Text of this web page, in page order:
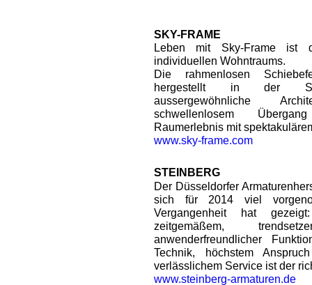
SKY-FRAME
Leben mit Sky-Frame ist
individuellen Wohntraums.
Die rahmenlosen
hergestellt in der
aussergewöhnliche
schwellenlosem
Raumerlebnis mit
www.sky-frame.com
STEINBERG
Der Düsseldorfer
sich für 2014 viel
Vergangenheit hat
zeitgemäßem,
anwenderfreundlicher
Technik, höchstem
verlässlichem Service ist der
www.steinberg-armaturen.de